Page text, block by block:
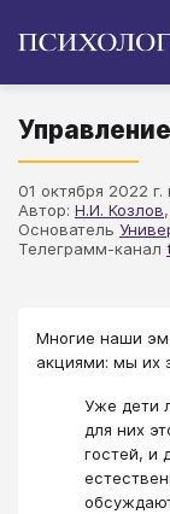
01 октября 2022 г.
Автор: Н.И. Козлов
Основатель
Телеграмм-канал
Многие наши
акциями: мы их
Уже дети
для них
гостей, и